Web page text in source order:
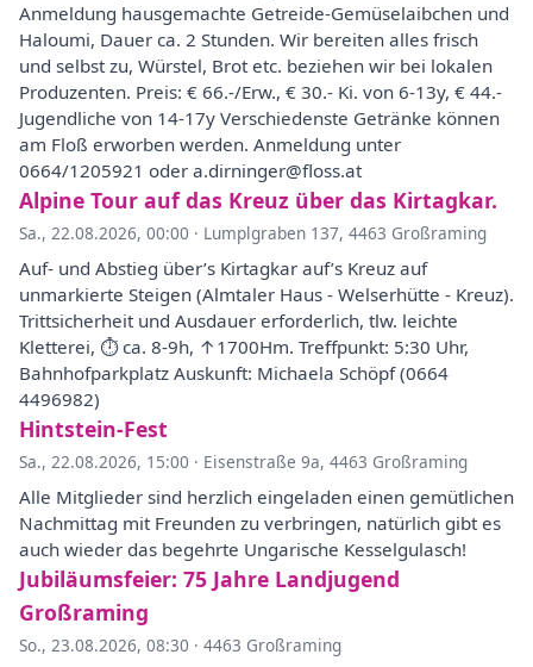
Anmeldung hausgemachte Getreide-Gemüselaibchen und
Haloumi, Dauer ca. 2 Stunden. Wir bereiten alles frisch
und selbst zu, Würstel, Brot etc. beziehen wir bei lokalen
Produzenten. Preis: € 66.-/Erw., € 30.- Ki. von 6-13y, € 44.-
Jugendliche von 14-17y Verschiedenste Getränke können
am Floß erworben werden. Anmeldung unter
0664/1205921 oder a.dirninger@floss.at
Alpine Tour auf das Kreuz über das Kirtagkar.
Sa., 22.08.2026, 00:00 · Lumplgraben 137, 4463 Großraming
Auf- und Abstieg über’s Kirtagkar auf’s Kreuz auf
unmarkierte Steigen (Almtaler Haus - Welserhütte - Kreuz).
Trittsicherheit und Ausdauer erforderlich, tlw. leichte
Kletterei, ⏱ ca. 8-9h, ↑1700Hm. Treffpunkt: 5:30 Uhr,
Bahnhofparkplatz Auskunft: Michaela Schöpf (0664
4496982)
Hintstein-Fest
Sa., 22.08.2026, 15:00 · Eisenstraße 9a, 4463 Großraming
Alle Mitglieder sind herzlich eingeladen einen gemütlichen
Nachmittag mit Freunden zu verbringen, natürlich gibt es
auch wieder das begehrte Ungarische Kesselgulasch!
Jubiläumsfeier: 75 Jahre Landjugend
Großraming
So., 23.08.2026, 08:30 · 4463 Großraming